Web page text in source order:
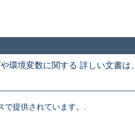
環境変数に関する 詳しい文書は、
で提供されています。.